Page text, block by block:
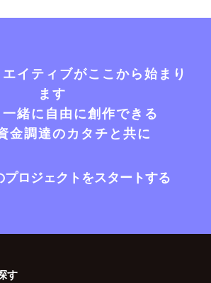
イティブがここから始まり
ます
緒に自由に創作できる
金調達のカタチと共に
プロジェクトをスタートする
す